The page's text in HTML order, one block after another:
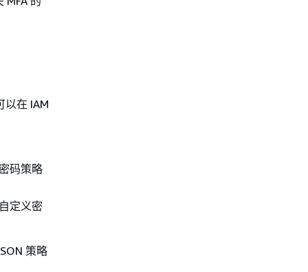
以在 IAM
码策略
定义密
策略